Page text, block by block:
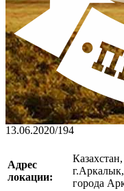
13.06.2020/194
Адрес
локации:
города